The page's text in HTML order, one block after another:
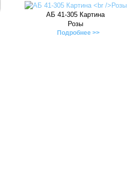
АБ 41-305 Картина
Розы
Подробнее >>